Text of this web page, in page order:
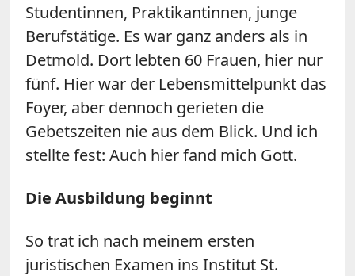
Studentinnen, Praktikantinnen, junge
Berufstätige. Es war ganz anders als in
Detmold. Dort lebten 60 Frauen, hier nur
fünf. Hier war der Lebensmittelpunkt das
Foyer, aber dennoch gerieten die
Gebetszeiten nie aus dem Blick. Und ich
stellte fest: Auch hier fand mich Gott.
Die Ausbildung beginnt
So trat ich nach meinem ersten
juristischen Examen ins Institut St.